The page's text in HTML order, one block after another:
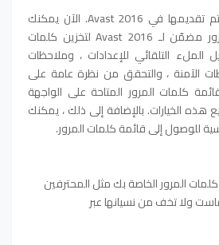
هذه هي ميزة جديدة تم تقديمها في Avast 2016. الآن يمكنك
استخدام مدير كلمات مرور مضمّن لـ Avast 2016 لتخزين كلمات
الملء التلقائي للإعدادات ، وملاحظات
الآمنة ، والتحقق من نظرة عامة على
كلمات المرور المتاحة على الواجهة
هذه الخيارات. بالإضافة إلى ذلك ، يمكنك
للوصول إلى قائمة كلمات المرور.